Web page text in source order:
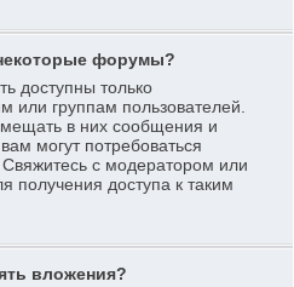
форумы?
доступны только
или группам пользователей.
в них сообщения и
могут потребоваться
с модератором или
получения доступа к таким
вложения?